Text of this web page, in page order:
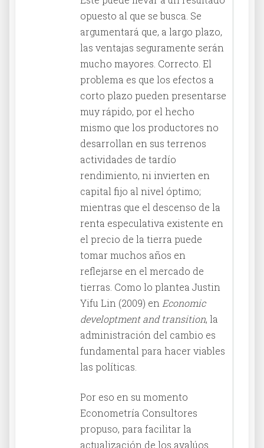
opuesto al que se busca. Se
argumentará que, a largo plazo,
las ventajas seguramente serán
mucho mayores. Correcto. El
problema es que los efectos a
corto plazo pueden presentarse
muy rápido, por el hecho
mismo que los productores no
desarrollan en sus terrenos
actividades de tardío
rendimiento, ni invierten en
capital fijo al nivel óptimo;
mientras que el descenso de la
renta especulativa existente en
el precio de la tierra puede
tomar muchos años en
reflejarse en el mercado de
tierras. Como lo plantea Justin
Yifu Lin (2009) en Economic
developtment and transition, la
administración del cambio es
fundamental para hacer viables
las políticas.
Por eso en su momento
Econometría Consultores
propuso, para facilitar la
actualización de los avalúos